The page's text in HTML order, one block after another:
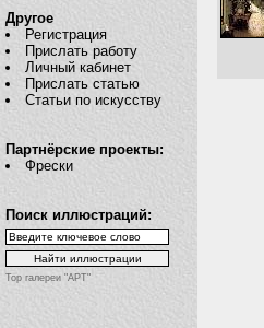
Другое
Регистрация
Прислать работу
Личный кабинет
Прислать статью
Статьи по искусству
Партнёрские проекты:
Фрески
Поиск иллюстраций:
Top галереи "АРТ"